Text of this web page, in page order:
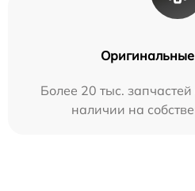
Оригинальные
Более 20 тыс.
наличии на